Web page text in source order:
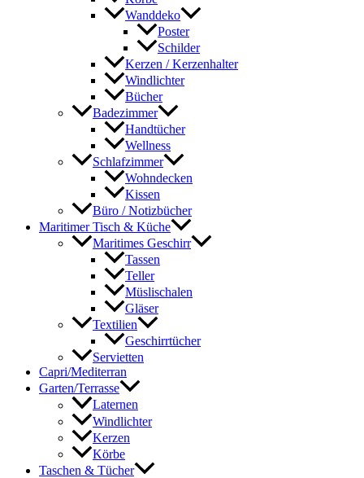
Wanddeko
Poster
Schilder
Kerzen / Kerzenhalter
Windlichter
Bücher
Badezimmer
Handtücher
Wellness
Schlafzimmer
Wohndecken
Kissen
Büro / Notizbücher
Maritimer Tisch & Küche
Maritimes Geschirr
Tassen
Teller
Müslischalen
Gläser
Textilien
Geschirrtücher
Servietten
Capri/Mediterran
Garten/Terrasse
Laternen
Windlichter
Kerzen
Körbe
Taschen & Tücher